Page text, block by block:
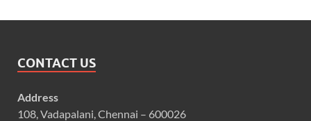
CONTACT US
Address
108, Vadapalani, Chennai – 600026